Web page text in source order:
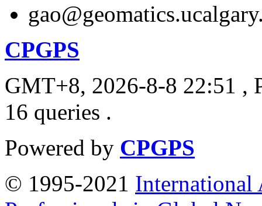
CPGPS
GMT+8, 2026-8-8 22:51 ,
16 queries .
Powered by CPGPS
© 1995-2021 International